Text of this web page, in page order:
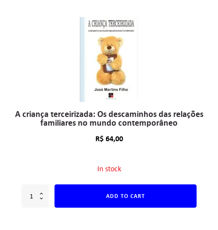
A criança terceirizada: Os descaminhos das relações
familiares no mundo contemporâneo
R$64,00
In stock
ADD TO CART